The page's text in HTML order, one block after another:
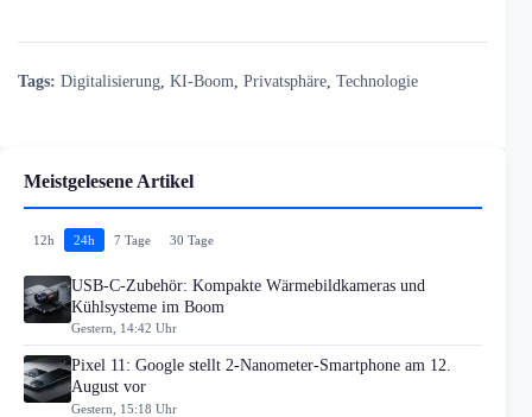
Tags: Digitalisierung KI-Boom Privatsphäre Technologie
Meistgelesene Artikel
12h 24h 7 Tage 30 Tage
USB-C-Zubehör: Kompakte Wärmebildkameras und
Kühlsysteme im Boom
Gestern, 14:42 Uhr
Pixel 11: Google stellt 2-Nanometer-Smartphone am 12.
August vor
Gestern, 15:18 Uhr